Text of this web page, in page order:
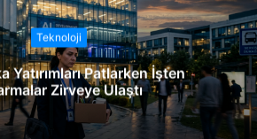
i
t
e
s
i
Teknoloji
Yatırımları Patlarken İşten
Zirveye Ulaştı